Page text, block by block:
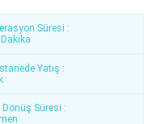
Süresi :
Yatış :
Dönüş Süresi :